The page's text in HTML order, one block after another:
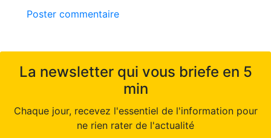
Poster commentaire
La newsletter qui vous briefe en 5
min
Chaque jour, recevez l'essentiel de l'information pour
ne rien rater de l'actualité